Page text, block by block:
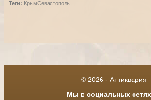
Теги: КрымСевастополь
© 2026 - Антиквария
Мы в социальных сетях